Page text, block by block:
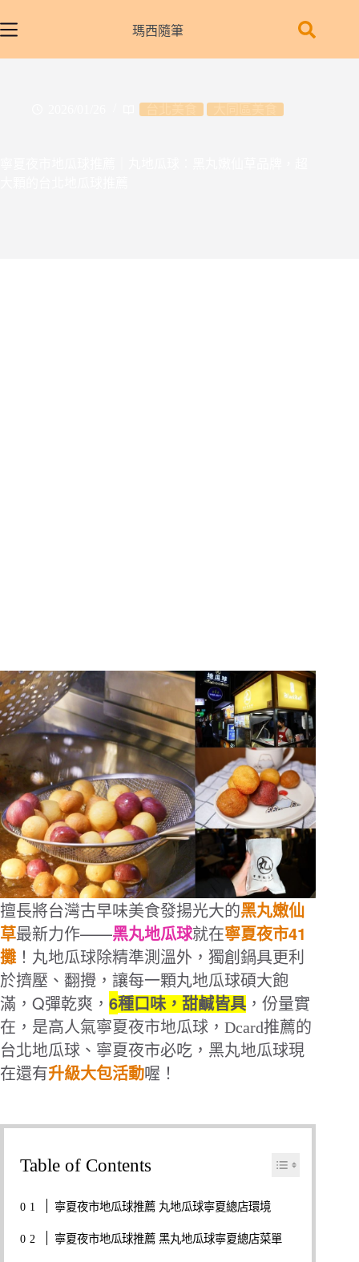
至
瑪西隨筆
擅長將台灣古早味美食發揚光大的黑丸嫩仙
草最新力作——黑丸地瓜球就在寧夏夜市41
攤 ！丸地瓜球除精準測溫外，獨創鍋具更利
於擠壓、翻攪，讓每一顆丸地瓜球碩大飽
滿， Q彈乾爽， 6種口味，甜鹹皆具 ，份量實
在，是高人氣寧夏夜市地瓜球，Dcard推薦的
台北地瓜球、寧夏夜市必吃，黑丸地瓜球現
在還有升級大包活動喔！
Table of Contents
寧夏夜市地瓜球推薦 丸地瓜球寧夏總店環境
寧夏夜市地瓜球推薦 黑丸地瓜球寧夏總店菜單